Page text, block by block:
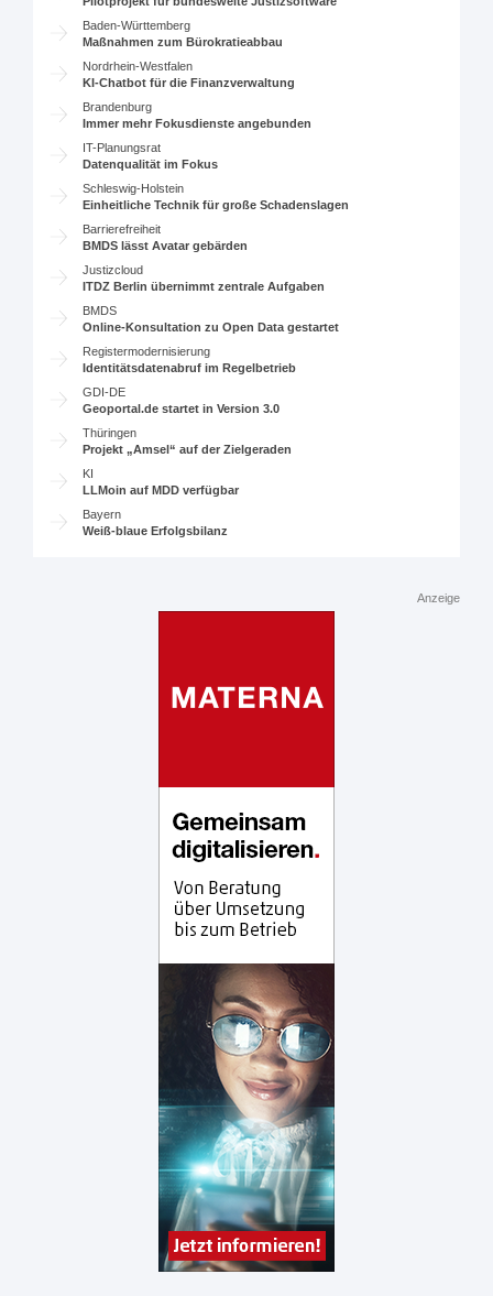
Baden-Württemberg
Maßnahmen zum Bürokratieabbau
Nordrhein-Westfalen
KI-Chatbot für die Finanzverwaltung
Brandenburg
Immer mehr Fokusdienste angebunden
IT-Planungsrat
Datenqualität im Fokus
Schleswig-Holstein
Einheitliche Technik für große Schadenslagen
Barrierefreiheit
BMDS lässt Avatar gebärden
Justizcloud
ITDZ Berlin übernimmt zentrale Aufgaben
BMDS
Online-Konsultation zu Open Data gestartet
Registermodernisierung
Identitätsdatenabruf im Regelbetrieb
GDI-DE
Geoportal.de startet in Version 3.0
Thüringen
Projekt „Amsel“ auf der Zielgeraden
KI
LLMoin auf MDD verfügbar
Bayern
Weiß-blaue Erfolgsbilanz
Anzeige